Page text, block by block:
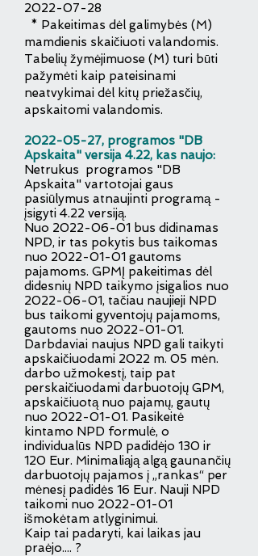
2022-07-28
* Pakeitimas dėl galimybės (M)
mamdienis skaičiuoti valandomis.
Tabelių žymėjimuose (M) turi būti
pažymėti kaip pateisinami
neatvykimai dėl kitų priežasčių,
apskaitomi valandomis.
2022-05-27, programos "DB
Apskaita" versija 4.22, kas naujo:
Netrukus programos "DB
Apskaita" vartotojai gaus
pasiūlymus atnaujinti programą -
įsigyti 4.22 versiją.
Nuo 2022-06-01 bus didinamas
NPD, ir tas pokytis bus taikomas
nuo 2022-01-01 gautoms
pajamoms. GPMĮ pakeitimas dėl
didesnių NPD taikymo įsigalios nuo
2022-06-01, tačiau naujieji NPD
bus taikomi gyventojų pajamoms,
gautoms nuo 2022-01-01.
Darbdaviai naujus NPD gali taikyti
apskaičiuodami 2022 m. 05 mėn.
darbo užmokestį, taip pat
perskaičiuodami darbuotojų GPM,
apskaičiuotą nuo pajamų, gautų
nuo 2022-01-01. Pasikeitė
kintamo NPD formulė, o
individualūs NPD padidėjo 130 ir
120 Eur. Minimaliąją algą gaunančių
darbuotojų pajamos į „rankas“ per
mėnesį padidės 16 Eur. Nauji NPD
taikomi nuo 2022-01-01
išmokėtam atlyginimui.
Kaip tai padaryti, kai laikas jau
praėjo.... ?